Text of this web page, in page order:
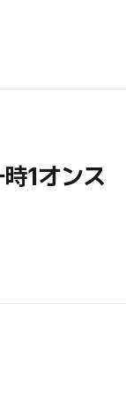
1オンス